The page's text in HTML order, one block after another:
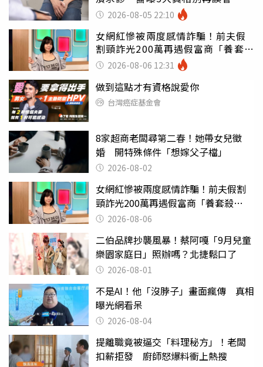
2026-08-05 22:10
女網紅慘被兩度感情詐騙！前夫假
割頸詐光200萬再遇假富商「養套殺
2000萬」
2026-08-06 12:31
做到這點才有資格說愛你
台灣癌症基金會
8家超商老闆尋第二春！她帶女兒徵
婚 開特殊條件「想嫁父子檔」
2026-08-02
女網紅慘被兩度感情詐騙！前夫假割
頸詐光200萬再遇假富商「養套殺
2000萬」
2026-08-06
二伯品牌抄襲風暴！蔡阿嘎「9月兒童
樂園家庭日」照辦嗎？北捷鬆口了
2026-08-01
不是AI！他「沒脖子」畫面瘋傳 真相
曝光網看呆
2026-08-04
提離職竟被逼交「料理秘方」！老闆
扣薪拒發 廚師怒爆料衝上熱搜